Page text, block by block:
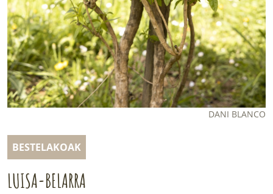
DANI BLANCO
BESTELAKOAK
LUISA-BELARRA